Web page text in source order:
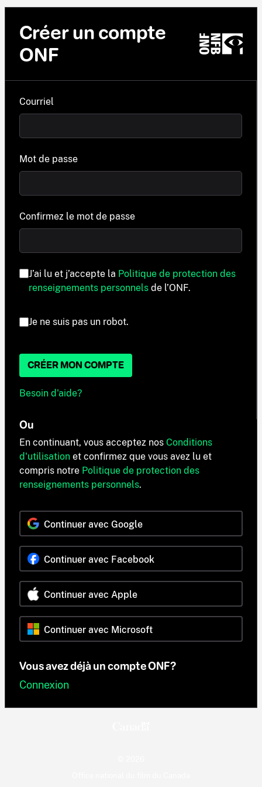
Créer un compte
ONF
Courriel
Mot de passe
Confirmez le mot de passe
J’ai lu et j’accepte la Politique de protection des
renseignements personnels de l’ONF.
Je ne suis pas un robot.
CRÉER MON COMPTE
Besoin d'aide?
Ou
En continuant, vous acceptez nos Conditions
d'utilisation et confirmez que vous avez lu et
compris notre Politique de protection des
renseignements personnels.
Continuer avec Google
Continuer avec Facebook
Continuer avec Apple
Continuer avec Microsoft
Vous avez déjà un compte ONF?
Connexion